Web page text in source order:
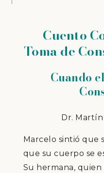
Cuento
Toma de
Cuando
Dr.
Marcelo sintió que
que su cuerpo se
Su hermana, quien